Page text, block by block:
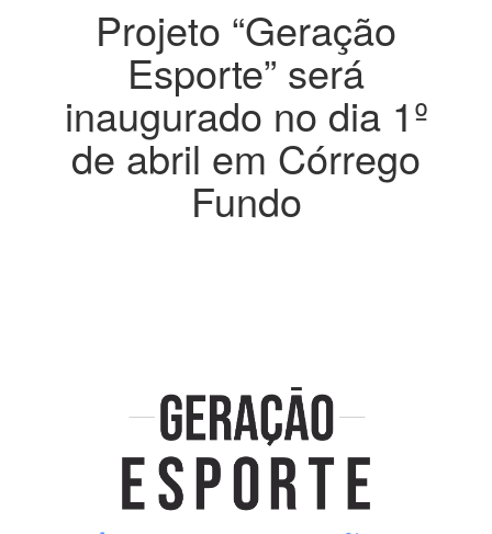
Projeto “Geração
Esporte” será
inaugurado no dia 1º
de abril em Córrego
Fundo